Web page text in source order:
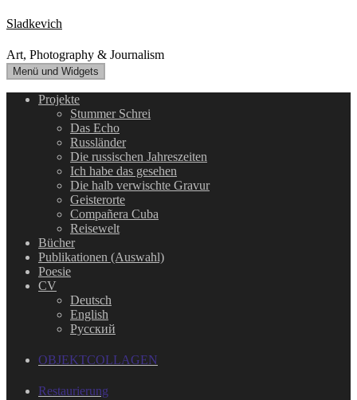
Zum
Inhalt
springen
Sladkevich
Art, Photography & Journalism
Menü und Widgets
Projekte
Stummer Schrei
Das Echo
Russländer
Die russischen Jahreszeiten
Ich habe das gesehen
Die halb verwischte Gravur
Geisterorte
Compañera Cuba
Reisewelt
Bücher
Publikationen (Auswahl)
Poesie
CV
Deutsch
English
Русский
OBJEKTCOLLAGEN
Restaurierung